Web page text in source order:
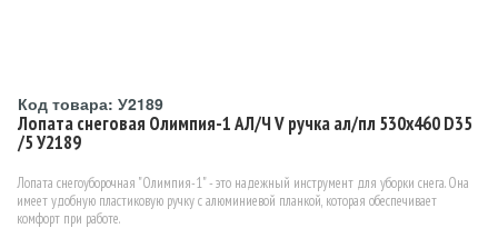
Код товара: У2189
Лопата снеговая Олимпия-1 АЛ/Ч V ручка ал/пл 530х460 D35
/5 У2189
Лопата снегоуборочная "Олимпия-1" - это надежный инструмент для уборки снега. Она
имеет удобную пластиковую ручку с алюминиевой планкой, которая обеспечивает
комфорт при работе.